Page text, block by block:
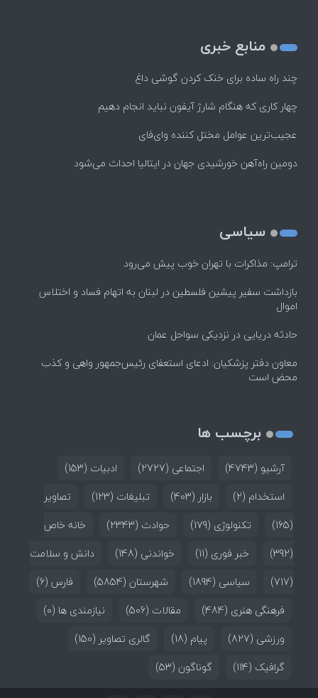
منابع خبری
چند راه‌ ساده برای خنک کردن گوشی داغ
چهار کاری که هنگام شارژ آیفون نباید انجام دهیم
عجیب‌ترین عوامل مختل کننده وای‌فای
دومین راه‌آهن خورشیدی جهان در ایتالیا احداث می‌شود
سیاسی
ترامپ: مذاکرات با تهران خوب پیش می‌رود
بازداشت سفیر پیشین فلسطین در لبنان به اتهام فساد و اختلاس
اموال
حادثه دریایی در نزدیکی سواحل عمان
معاون دفتر پزشکیان: ادعای استعفای رئیس‌جمهور واهی و کذب
محض است
برچسب ها
آرشیو (4743) اجتماعی (2727) ادبیات (153)
استخدام (2) بازار (403) تبلیغات (123)
تصاویر
(165)
تکنولوژی (179) حوادث (2343)
خانه خاص
(392)
خبر فوری (11) خواندنی (148)
دانش و سلامت
(717)
سیاسی (1894) شهرستان (5854) فارس (6)
فرهنگی هنری (484) مقالات (506) نیازمندی ها (0)
ورزشی (827) پیام (18) گالری تصاویر (150)
گرافیک (114) گوناگون (53)